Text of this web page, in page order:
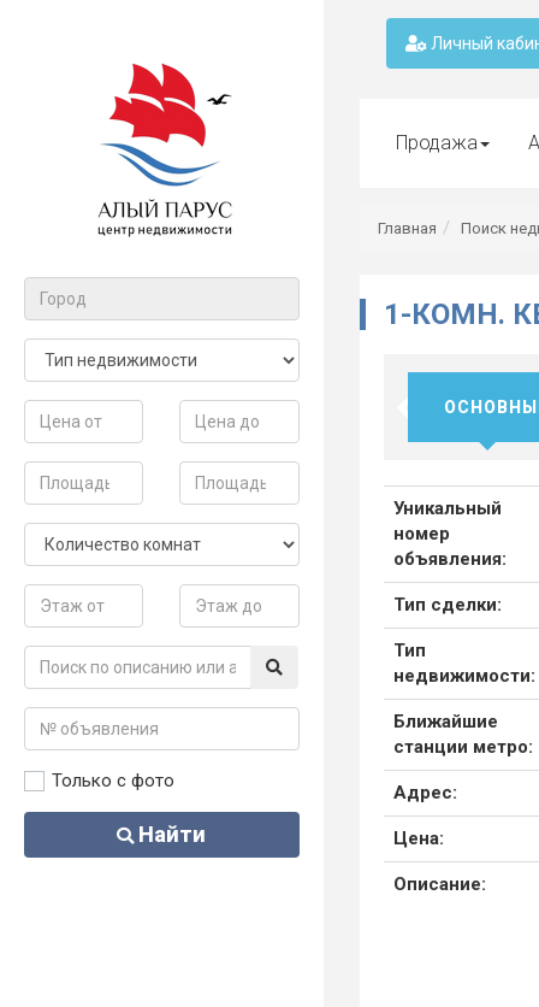
Только с фото
Найти
Личный
Продажа
Главная Поиск
1-КОМН.
Уникальный
номер
объявления:
Тип сделки:
Тип
недвижимости:
Ближайшие
станции метро:
Адрес:
Цена:
Описание: